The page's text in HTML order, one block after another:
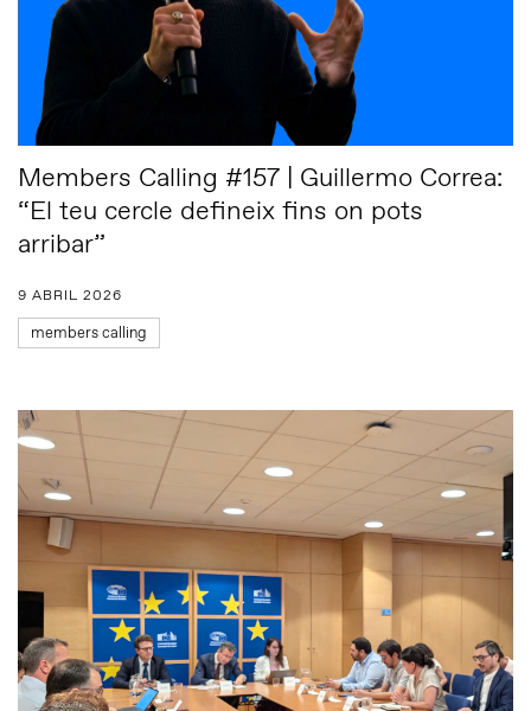
Members Calling #157 | Guillermo Correa:
“El teu cercle defineix fins on pots
arribar”
9 ABRIL 2026
members calling